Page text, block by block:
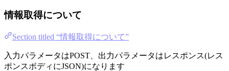
情報取得について
Section titled “情報取得について”
入力パラメータはPOST、出力パラメータはレスポンス(レス
ポンスボディにJSON)になります